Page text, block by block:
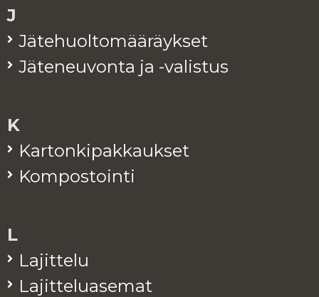
J
Jä­te­huol­to­mää­räyk­set
Jä­te­neu­von­ta ja -va­lis­tus
K
Kar­ton­ki­pak­kauk­set
Kom­pos­toin­ti
L
La­jit­te­lu
La­jit­te­lua­se­mat